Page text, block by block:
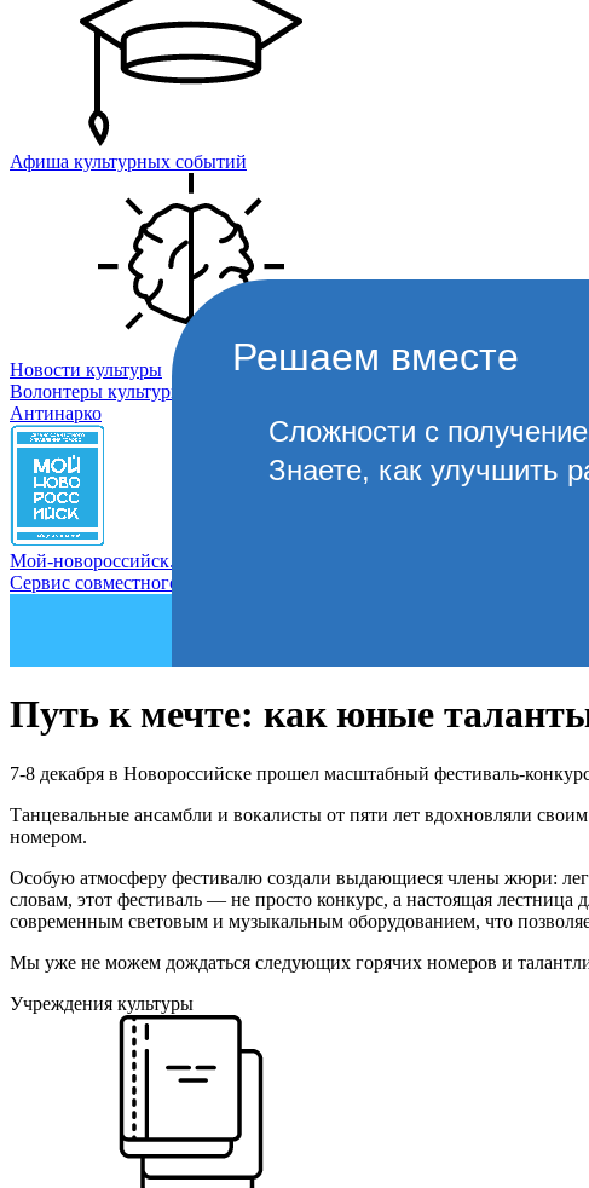
Афиша культурных событий
Новости культуры
Волонтеры культуры
Антинарко
Мой-новороссийск.рф
Сервис совместного управления городом
Решаем вместе
Сложности с
Знаете, как улучшить
Путь к мечте: как юные
7-8 декабря в Новороссийске прошел масштабный фестиваль-
Танцевальные ансамбли и вокалисты от пяти лет вдохновляли
номером.
Особую атмосферу фестивалю создали выдающиеся члены жюри:
словам, этот фестиваль — не просто конкурс, а настоящая
современным световым и музыкальным оборудованием, что
Мы уже не можем дождаться следующих горячих номеров и
Учреждения культуры